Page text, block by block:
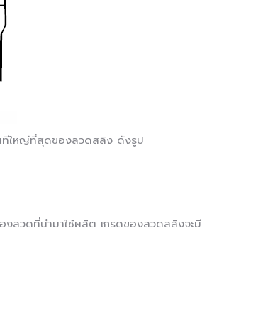
ทีใหญ่ที่สุดของลวดสลิง ดังรูป
ลวดที่นำมาใช้ผลิต เกรดของลวดสลิงจะมี